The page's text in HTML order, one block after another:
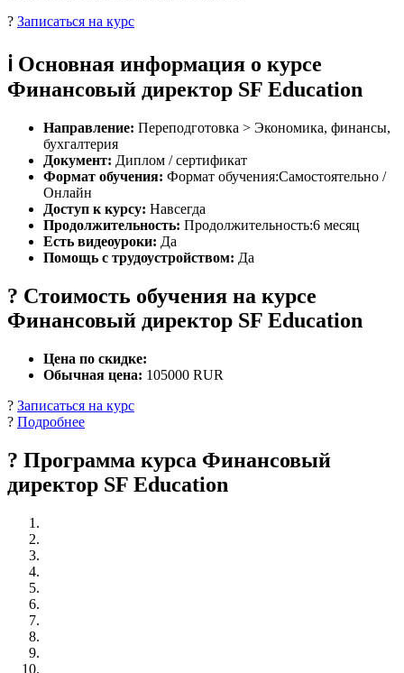
? Записаться на курс
ℹ️ Основная информация о курсе
Финансовый директор SF Education
Направление: Переподготовка > Экономика, финансы,
бухгалтерия
Документ: Диплом / сертификат
Формат обучения: Формат обучения:Самостоятельно /
Онлайн
Доступ к курсу: Навсегда
Продолжительность: Продолжительность:6 месяц
Есть видеоуроки: Да
Помощь с трудоустройством: Да
? Стоимость обучения на курсе
Финансовый директор SF Education
Цена по скидке:
Обычная цена: 105000 RUR
? Записаться на курс
? Подробнее
? Программа курса Финансовый
директор SF Education